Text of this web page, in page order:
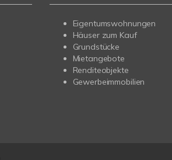
Eigentumswohnungen
Häuser zum Kauf
Grundstücke
Mietangebote
Renditeobjekte
Gewerbeimmobilien